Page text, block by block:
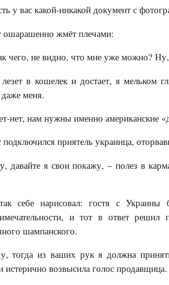
у вас какой-никакой документ с
ошарашенно жмёт плечами:
чего, не видно, что мне уже можно?
в кошелек и достает, я мельком
меня.
нет, нам нужны именно американские
подключился приятель украинца,
давайте я свои покажу, – полез в
себе нарисовал: гостя с Украины
и тот в ответ
шампанского.
тогда из ваших рук я должна
истерично возвысила голос продавщица.